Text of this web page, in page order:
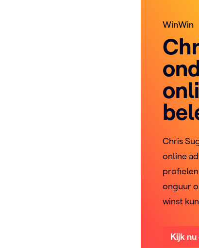
WinWin
Chris
online
onguur
winst
Kijk